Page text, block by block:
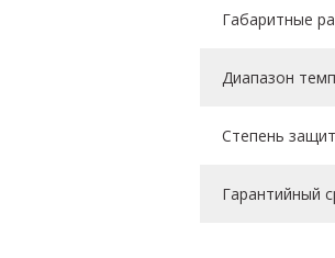
Габаритные
Диапазон
Степень
Гарантийный